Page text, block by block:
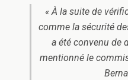
« À la suite de
comme la sécurité
a été convenu de
mentionné le